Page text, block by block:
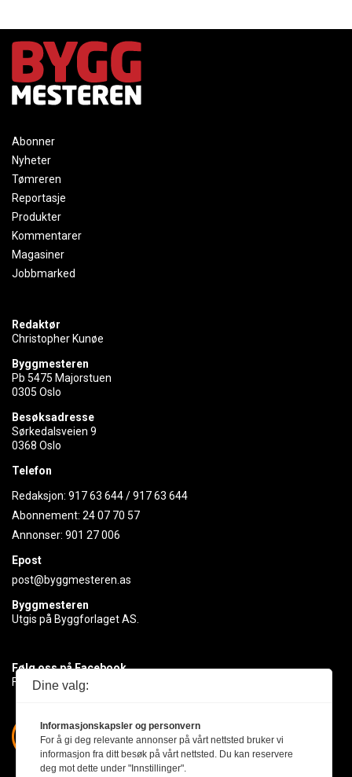
Abonner
Nyheter
Tømreren
Reportasje
Produkter
Kommentarer
Magasiner
Jobbmarked
Redaktør
Christopher Kunøe
Byggmesteren
Pb 5475 Majorstuen
0305 Oslo
Besøksadresse
Sørkedalsveien 9
0368 Oslo
Telefon
Redaksjon: 917 63 644/917 63 644
Abonnement: 24 07 70 57
Annonser: 901 27 006
Epost
post@byggmesteren.as
Byggmesteren
Utgis på Byggforlaget AS.
Følg oss på Facebook
Få med deg det siste innen byggebransjen
Dine valg:
Informasjonskapsler og personvern
For å gi deg relevante annonser på vårt nettsted bruker vi
informasjon fra ditt besøk på vårt nettsted. Du kan reservere
deg mot dette under "Innstillinger".